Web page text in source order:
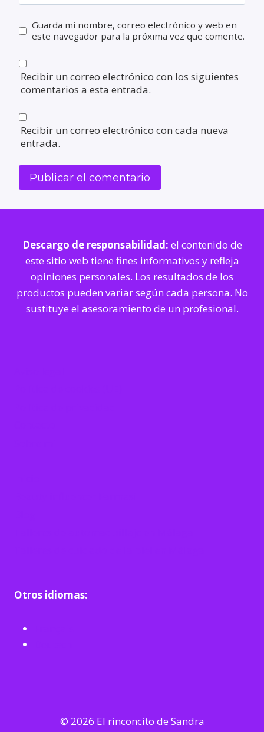
Guarda mi nombre, correo electrónico y web en
este navegador para la próxima vez que comente.
Recibir un correo electrónico con los siguientes
comentarios a esta entrada.
Recibir un correo electrónico con cada nueva
entrada.
Descargo de responsabilidad: el contenido de
este sitio web tiene fines informativos y refleja
opiniones personales. Los resultados de los
productos pueden variar según cada persona. No
sustituye el asesoramiento de un profesional.
Otros idiomas:
© 2026 El rinconcito de Sandra